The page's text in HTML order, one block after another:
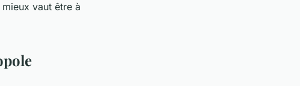
vaut être à